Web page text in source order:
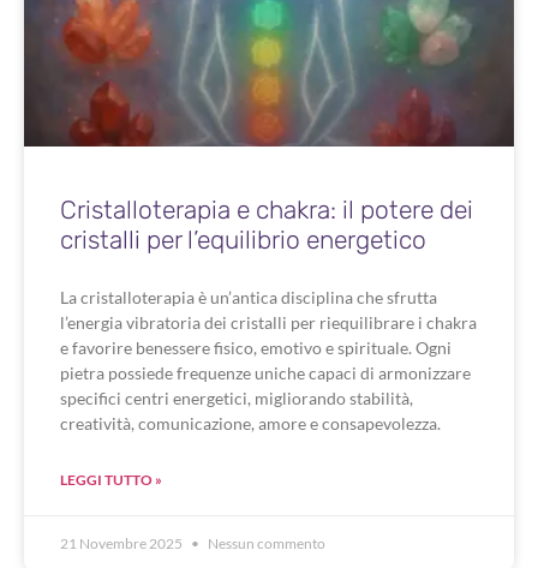
Cristalloterapia e chakra: il potere dei
cristalli per l’equilibrio energetico
La cristalloterapia è un’antica disciplina che sfrutta
l’energia vibratoria dei cristalli per riequilibrare i chakra
e favorire benessere fisico, emotivo e spirituale. Ogni
pietra possiede frequenze uniche capaci di armonizzare
specifici centri energetici, migliorando stabilità,
creatività, comunicazione, amore e consapevolezza.
LEGGI TUTTO »
21 Novembre 2025 Nessun commento